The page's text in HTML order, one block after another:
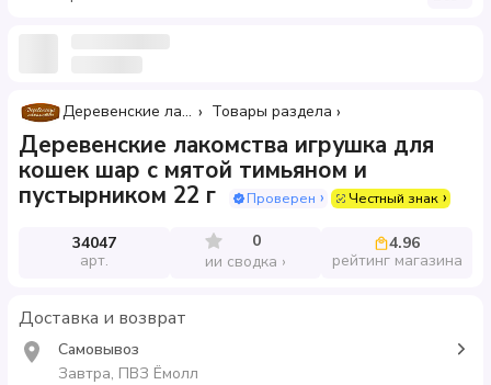
Деревенские лакомства Товары раздела
Деревенские лакомства игрушка для
кошек шар с мятой тимьяном и
пустырником 22 г
Проверен Честный знак
34047
арт.
0
ии сводка
4.96
рейтинг магазина
Доставка и возврат
Самовывоз
Завтра, ПВЗ Ёмолл